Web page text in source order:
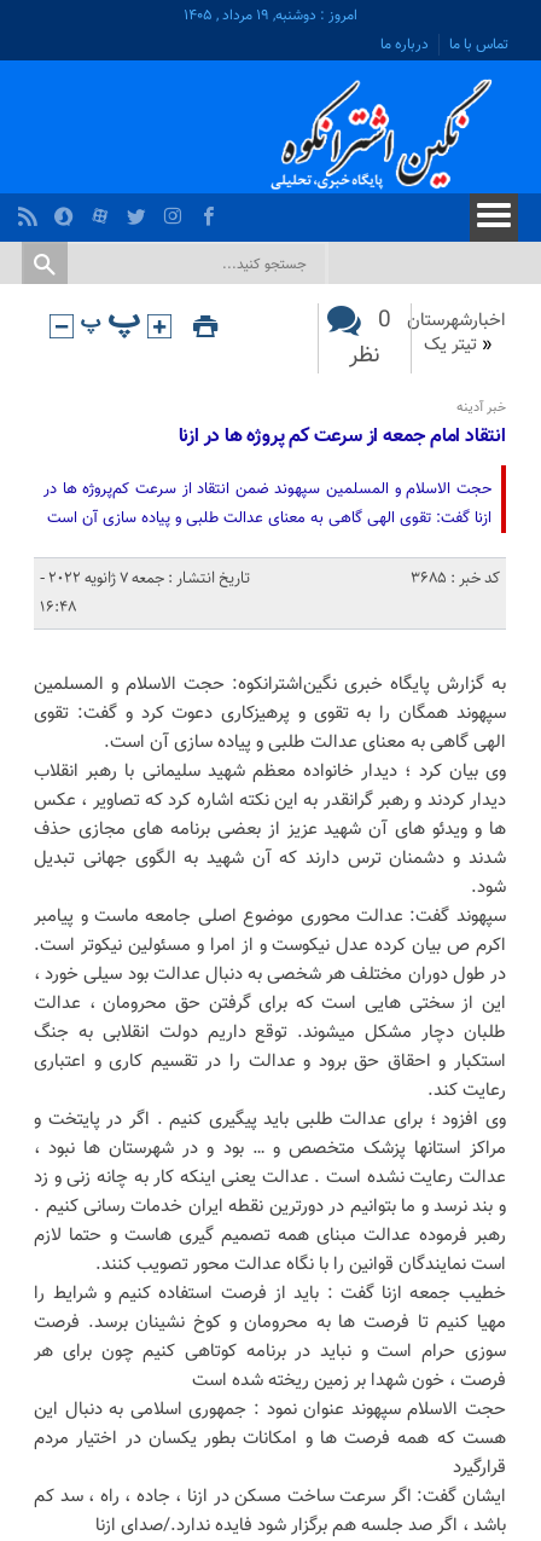
امروز : دوشنبه, ۱۹ مرداد , ۱۴۰۵
تماس با ما
درباره ما
اخبارشهرستان
« تیتر یک
0
نظر
خبر آدینه
انتقاد امام جمعه از سرعت کم پروژه ها در ازنا
حجت الاسلام و المسلمین سپهوند ضمن انتقاد از سرعت کم‌پروژه ها در
ازنا گفت: تقوی الهی گاهی به معنای عدالت طلبی و پیاده سازی آن است‌
کد خبر : 3685
تاریخ انتشار : جمعه 7 ژانویه 2022 -
16:48
به گزارش پایگاه خبری نگین‌اشترانکوه: حجت الاسلام و المسلمین
سپهوند همگان را به تقوی و پرهیزکاری دعوت کرد و گفت: تقوی
الهی گاهی به معنای عدالت طلبی و پیاده سازی آن است‌.
وی بیان کرد ؛ دیدار خانواده معظم شهید سلیمانی با رهبر انقلاب
دیدار کردند و رهبر گرانقدر به این نکته اشاره کرد که تصاویر ، عکس
ها و ویدئو های آن شهید عزیز از بعضی برنامه های مجازی حذف
شدند و دشمنان ترس دارند که آن شهید به الگوی جهانی تبدیل
شود.
سپهوند گفت: عدالت محوری موضوع اصلی جامعه ماست و پیامبر
اکرم ص بیان کرده عدل نیکوست و از امرا و مسئولین نیکوتر است.
در طول دوران مختلف هر شخصی به دنبال عدالت بود سیلی خورد ،
این از سختی هایی است که برای گرفتن حق محرومان ، عدالت
طلبان دچار مشکل میشوند. توقع داریم دولت انقلابی به جنگ
استکبار و احقاق حق برود و عدالت را در تقسیم کاری و اعتباری
رعایت کند.
وی افزود ؛ برای عدالت طلبی باید پیگیری کنیم . اگر در پایتخت و
مراکز استانها پزشک متخصص و … بود و در شهرستان ها نبود ،
عدالت رعایت نشده است . عدالت یعنی اینکه کار به چانه زنی و زد
و بند نرسد و ما بتوانیم در دورترین نقطه ایران خدمات رسانی کنیم .
رهبر فرموده عدالت مبنای همه تصمیم گیری هاست و حتما لازم
است نمایندگان قوانین را با نگاه عدالت محور تصویب کنند.
خطیب جمعه ازنا گفت : باید از فرصت استفاده کنیم و شرایط را
مهیا کنیم تا فرصت ها به محرومان و کوخ نشینان برسد. فرصت
سوزی حرام است و نباید در برنامه کوتاهی کنیم چون برای هر
فرصت ، خون شهدا بر زمین ریخته شده است
حجت الاسلام سپهوند عنوان نمود : جمهوری اسلامی به دنبال این
هست که همه فرصت ها و امکانات بطور یکسان در اختیار مردم
قرارگیرد
ایشان گفت: اگر سرعت ساخت مسکن در ازنا ، جاده ، راه ، سد کم
باشد ، اگر صد جلسه هم برگزار شود فایده ندارد./صدای ازنا